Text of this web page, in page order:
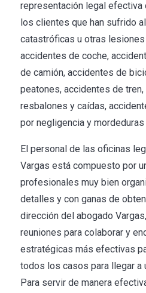
representación legal efectiva
los clientes que han sufrido
catastróficas u otras
accidentes de coche,
de camión, accidentes de
peatones, accidentes de
resbalones y caídas,
por negligencia y mordeduras
El personal de las oficinas
Vargas está compuesto por
profesionales muy bien
detalles y con ganas de
dirección del abogado
reuniones para colaborar y
estratégicas más efectivas
todos los casos para llegar a
Para servir de manera